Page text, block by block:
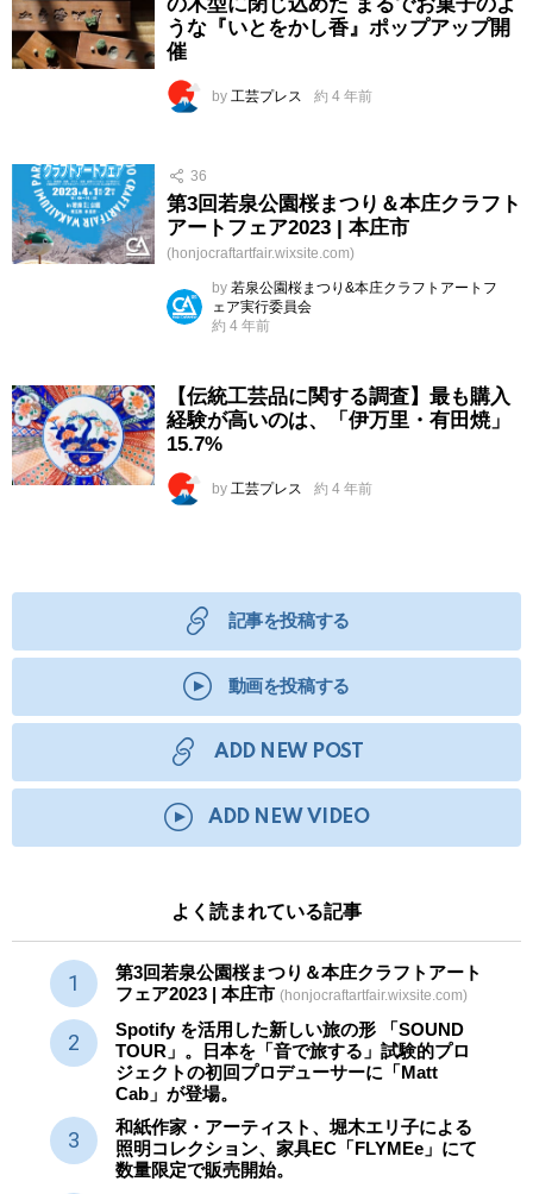
うな『いとをかし香』ポップアップ開
催
by 工芸プレス 約 4 年前
36
第3回若泉公園桜まつり＆本庄クラフト
アートフェア2023 | 本庄市
(honjocraftartfair.wixsite.com)
by 若泉公園桜まつり&本庄クラフトアートフ
ェア実行委員会
約 4 年前
【伝統工芸品に関する調査】最も購入
経験が高いのは、「伊万里・有田焼」
15.7%
by 工芸プレス 約 4 年前
記事を投稿する
動画を投稿する
ADD NEW POST
ADD NEW VIDEO
よく読まれている記事
第3回若泉公園桜まつり＆本庄クラフトアート
フェア2023 | 本庄市 (honjocraftartfair.wixsite.com)
Spotify を活用した新しい旅の形 「SOUND
TOUR」。日本を「音で旅する」試験的プロ
ジェクトの初回プロデューサーに「Matt
Cab」が登場。
和紙作家・アーティスト、堀木エリ子による
照明コレクション、家具EC「FLYMEe」にて
数量限定で販売開始。